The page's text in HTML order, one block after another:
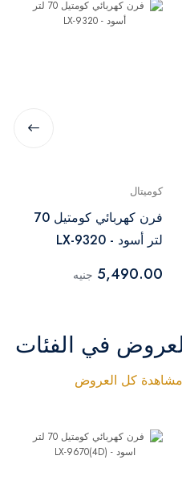
كوميتال
فرن كهربائي كومتيل 70
لتر أسود - LX-9320
5,490.00 جنيه
في الفئات
مشاهدة كل العروض